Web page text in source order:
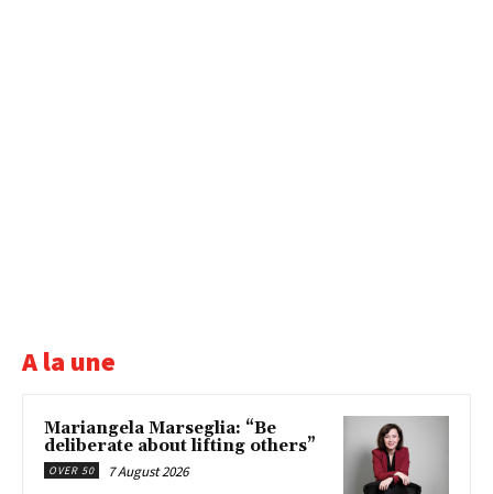
A la une
Mariangela Marseglia: “Be
deliberate about lifting others”
OVER 50 7 August 2026